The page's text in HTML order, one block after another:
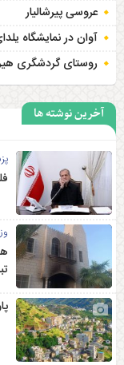
عروسی پیرشالیار
آوان در نمایشگاه
روستای گردشگری
آخرین نوشته ها